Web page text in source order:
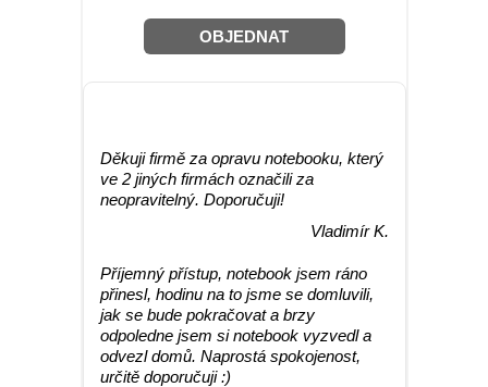
OBJEDNAT
Děkuji firmě za opravu notebooku, který
ve 2 jiných firmách označili za
neopravitelný. Doporučuji!
Vladimír K.
Příjemný přístup, notebook jsem ráno
přinesl, hodinu na to jsme se domluvili,
jak se bude pokračovat a brzy
odpoledne jsem si notebook vyzvedl a
odvezl domů. Naprostá spokojenost,
určitě doporučuji :)